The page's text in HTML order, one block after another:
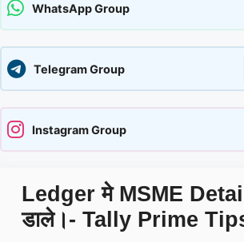
WhatsApp Group
Telegram Group
Instagram Group
Ledger मे MSME
डाले।- Tally Prime